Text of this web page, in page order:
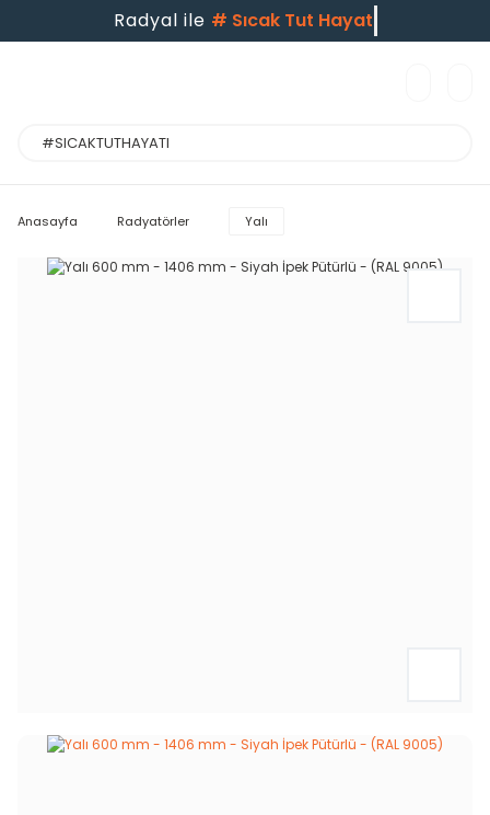
Radyal ile # Sıcak Tut Hayatı
Anasayfa Radyatörler Yalı